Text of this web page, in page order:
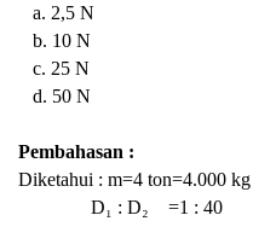
a. 2,5 N
b. 10 N
c. 25 N
d. 50 N
Pembahasan :
Diketahui : m=4 ton=4.000 kg
D₁ : D₂ =1 : 40